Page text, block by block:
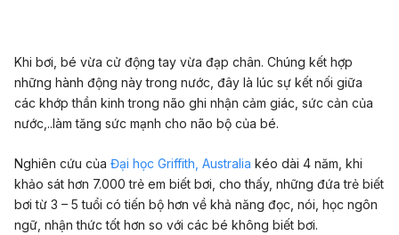
Khi bơi, bé vừa cử động tay vừa đạp chân. Chúng kết hợp
những hành động này trong nước, đây là lúc sự kết nối giữa
các khớp thần kinh trong não ghi nhận cảm giác, sức cản của
nước,..làm tăng sức mạnh cho não bộ của bé.
Nghiên cứu của Đại học Griffith, Australia kéo dài 4 năm, khi
khảo sát hơn 7.000 trẻ em biết bơi, cho thấy, những đứa trẻ biết
bơi từ 3 – 5 tuổi có tiến bộ hơn về khả năng đọc, nói, học ngôn
ngữ, nhận thức tốt hơn so với các bé không biết bơi.